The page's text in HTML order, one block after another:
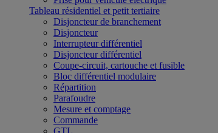
Tableau résidentiel et petit tertiaire
Disjoncteur de branchement
Disjoncteur
Interrupteur différentiel
Disjoncteur différentiel
Coupe-circuit, cartouche et fusible
Bloc différentiel modulaire
Répartition
Parafoudre
Mesure et comptage
Commande
GTL